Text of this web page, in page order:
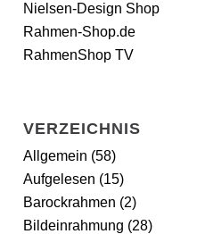
Nielsen-Design Shop
Rahmen-Shop.de
RahmenShop TV
VERZEICHNIS
Allgemein (58)
Aufgelesen (15)
Barockrahmen (2)
Bildeinrahmung (28)